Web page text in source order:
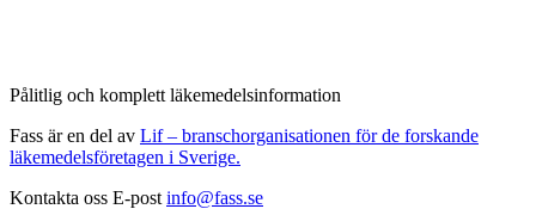
Pålitlig och komplett läkemedelsinformation
Fass är en del av Lif – branschorganisationen för de forskande
läkemedelsföretagen i Sverige.
Kontakta oss E-post info@fass.se